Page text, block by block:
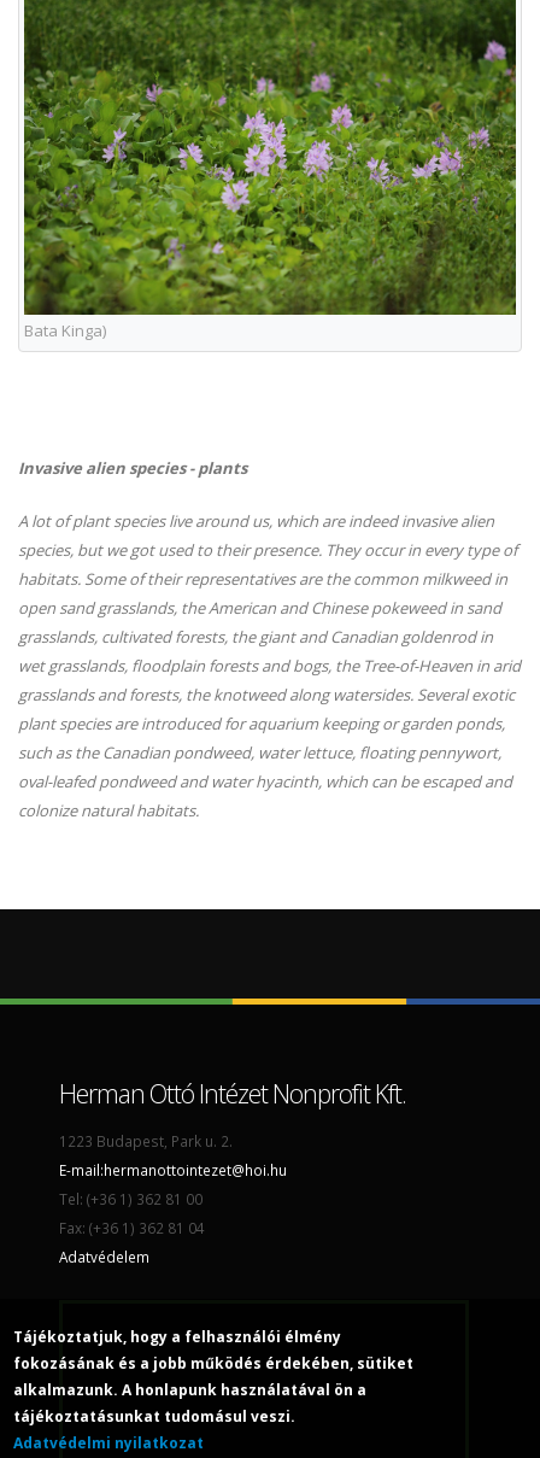
Bata Kinga)
Invasive alien species - plants
A lot of plant species live around us, which are indeed invasive alien
species, but we got used to their presence. They occur in every type of
habitats. Some of their representatives are the common milkweed in
open sand grasslands, the American and Chinese pokeweed in sand
grasslands, cultivated forests, the giant and Canadian goldenrod in
wet grasslands, floodplain forests and bogs, the Tree-of-Heaven in arid
grasslands and forests, the knotweed along watersides. Several exotic
plant species are introduced for aquarium keeping or garden ponds,
such as the Canadian pondweed, water lettuce, floating pennywort,
oval-leafed pondweed and water hyacinth, which can be escaped and
colonize natural habitats.
Herman Ottó Intézet Nonprofit Kft.
1223 Budapest, Park u. 2.
E-mail:hermanottointezet@hoi.hu
Tel: (+36 1) 362 81 00
Fax: (+36 1) 362 81 04
Adatvédelem
Tájékoztatjuk, hogy a felhasználói élmény
fokozásának és a jobb működés érdekében, sütiket
alkalmazunk. A honlapunk használatával ön a
tájékoztatásunkat tudomásul veszi.
Adatvédelmi nyilatkozat